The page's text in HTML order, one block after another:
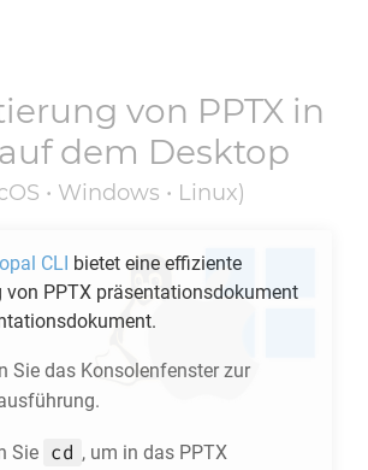
von PPTXin
auf dem Desktop
• Windows • Linux)
CLI bietet eine effiziente
von PPTX präsentationsdokument
Sie das Konsolenfenster zur
Sie cd , um in das PPTX